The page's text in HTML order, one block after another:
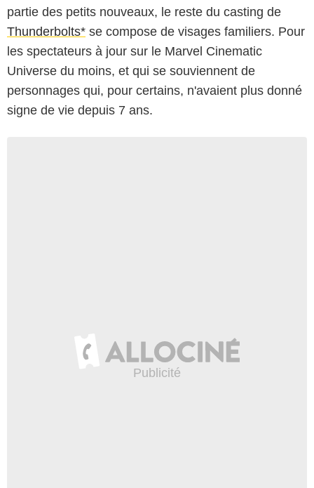
partie des petits nouveaux, le reste du casting de
Thunderbolts* se compose de visages familiers. Pour
les spectateurs à jour sur le Marvel Cinematic
Universe du moins, et qui se souviennent de
personnages qui, pour certains, n'avaient plus donné
signe de vie depuis 7 ans.